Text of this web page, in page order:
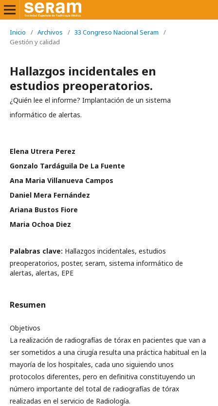
Inicio / Archivos / 33 Congreso Nacional Seram
/
Gestión y calidad
Hallazgos incidentales en
estudios preoperatorios.
¿Quién lee el informe? Implantación de un sistema
informático de alertas.
Elena Utrera Perez
Gonzalo Tardáguila De La Fuente
Ana Maria Villanueva Campos
Daniel Mera Fernández
Ariana Bustos Fiore
Maria Ochoa Diez
Palabras clave: Hallazgos incidentales, estudios
preoperatorios, poster, seram, sistema informático de
alertas, alertas, EPE
Resumen
Objetivos
La realización de radiografías de tórax en pacientes que van a
ser sometidos a una cirugía resulta una práctica habitual en la
mayoría de los hospitales, cada uno siguiendo unos
protocolos diferentes, pero en definitiva constituyendo un
número importante del total de radiografías de tórax
realizadas en el servicio de Radiología.